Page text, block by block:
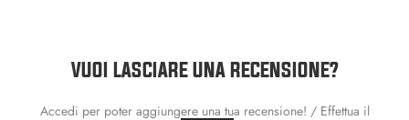
VUOI LASCIARE UNA RECENSIONE?
Accedi per poter aggiungere una tua recensione! / Effettua il